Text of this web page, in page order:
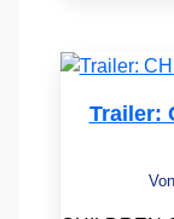
Trailer:
Von